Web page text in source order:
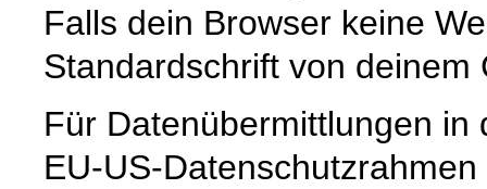
Falls dein Browser keine
Standardschrift von deinem
Für Datenübermittlungen in
EU-US-